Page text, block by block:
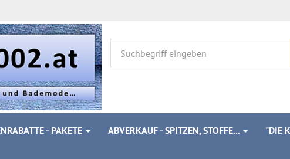
- PAKETE ABVERKAUF - SPITZEN, STOFFE... "DIE